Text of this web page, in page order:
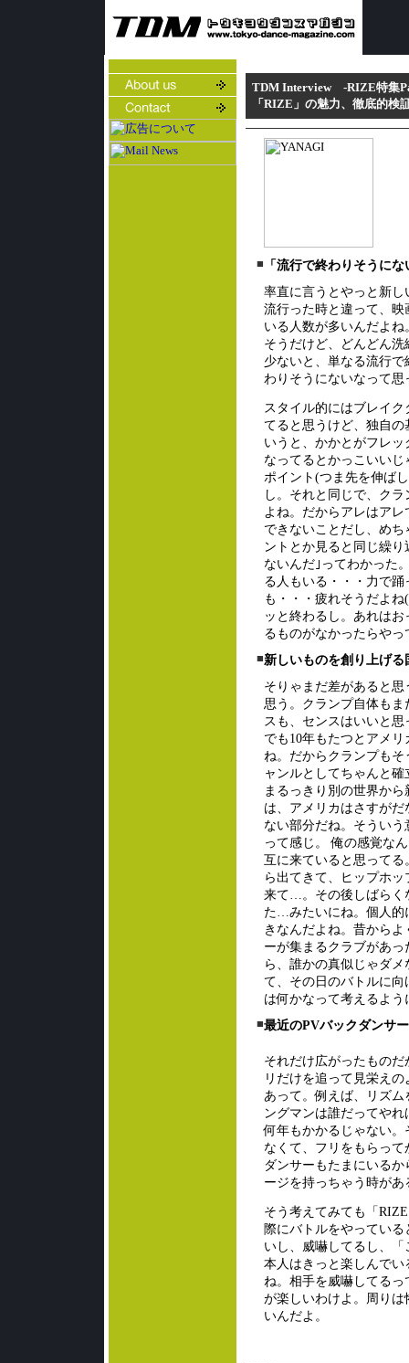
TDM Interview -RIZE特集
「RIZE」の魅力、徹底的
■ 「流行で終わりそうに
率直に言うとやっと新
流行った時と違って、
いる人数が多いんだよ
そうだけど、どんどん
少ないと、単なる流行
わりそうにないなって思
スタイル的にはブレイ
てると思うけど、独自
いうと、かかとがフレ
なってるとかっこいい
ポイント(つま先を伸ば
し。それと同じで、ク
よね。だからアレはア
できないことだし、め
ントとか見ると同じ繰
ないんだ｣ってわかった
る人もいる・・・力で
も・・・疲れそうだよ
ッと終わるし。あれは
るものがなかったらや
■新しいものを創り上げ
そりゃまだ差があると
思う。クランプ自体も
スも、センスはいいと
でも10年もたつとアメ
ね。だからクランプも
ャンルとしてちゃんと
まるっきり別の世界か
は、アメリカはさすが
ない部分だね。そうい
って感じ。 俺の感覚な
互に来ていると思って
ら出てきて、ヒップホ
来て…。その後しばらく
た…みたいにね。個人的
きなんだよね。昔から
ーが集まるクラブがあ
ら、誰かの真似じゃダ
て、その日のバトルに
は何かなって考えるよ
■最近のPVバックダンサ
それだけ広がったもの
リだけを追って見栄え
あって。例えば、リズ
ングマンは誰だってや
何年もかかるじゃない
なくて、フリをもらっ
ダンサーもたまにいる
ージを持っちゃう時があ
そう考えてみても「
際にバトルをやってい
いし、威嚇してるし、
本人はきっと楽しんで
ね。相手を威嚇してる
が楽しいわけよ。周り
いんだよ。